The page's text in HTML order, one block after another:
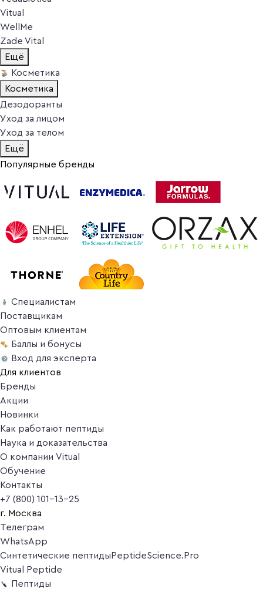
Vitual
WellMe
Zade Vital
Ещё
Косметика
Косметика
Дезодоранты
Уход за лицом
Уход за телом
Ещё
Популярные бренды
Специалистам
Поставщикам
Оптовым клиентам
Баллы и бонусы
Вход для эксперта
Для клиентов
Бренды
Акции
Новинки
Как работают пептиды
Наука и доказательства
О компании Vitual
Обучение
Контакты
+7 (800) 101-13-25
г. Москва
Телеграм
WhatsApp
Синтетические пептиды PeptideScience.Pro
Vitual Peptide
Пептиды